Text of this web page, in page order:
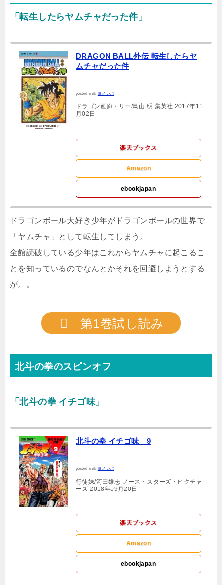
「転生したらヤムチャだった件」
DRAGON BALL外伝 転生したらヤ
ムチャだった件
posted with ヨメレバ
ドラゴン画廊・リー/鳥山 明 集英社 2017年11
月02日
楽天ブックス
Amazon
ebookjapan
ドラゴンボール大好き少年がドラゴンボールの世界で
「ヤムチャ」として転生してしまう。
全館読破している少年はこれからヤムチャに起こるこ
とを知っているのでなんとかそれを回避しようとする
が。。
第1巻試し読み
北斗の拳のスピンオフ
「北斗の拳 イチゴ味」
北斗の拳 イチゴ味 9
posted with ヨメレバ
行徒妹/河田雄志 ノース・スターズ・ピクチャ
ーズ 2018年09月20日
楽天ブックス
Amazon
ebookjapan